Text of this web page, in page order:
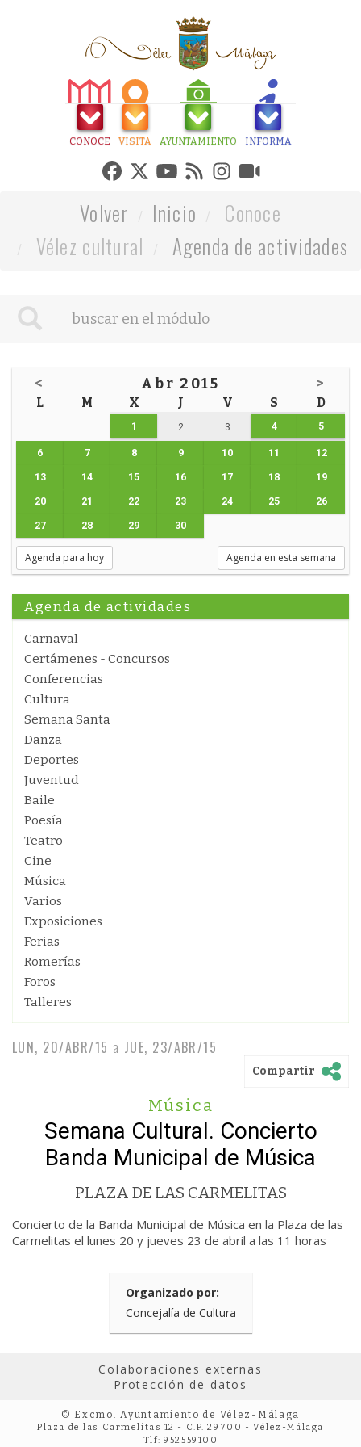
CONOCE VISITA AYUNTAMIENTO INFORMA
Volver Inicio
Conoce
Vélez cultural
Agenda de actividades
< Abr 2015 >
L M X J V S D
1 2 3 4 5
6 7 8 9 10 11 12
13 14 15 16 17 18 19
20 21 22 23 24 25 26
27 28 29 30
Agenda para hoy Agenda en esta semana
Agenda de actividades
Carnaval
Certámenes - Concursos
Conferencias
Cultura
Semana Santa
Danza
Deportes
Juventud
Baile
Poesía
Teatro
Cine
Música
Varios
Exposiciones
Ferias
Romerías
Foros
Talleres
LUN, 20/ABR/15 a JUE, 23/ABR/15
Compartir
Música
Semana Cultural. Concierto
Banda Municipal de Música
PLAZA DE LAS CARMELITAS
Concierto de la Banda Municipal de Música en la Plaza de las
Carmelitas el lunes 20 y jueves 23 de abril a las 11 horas
Organizado por:
Concejalía de Cultura
Colaboraciones externas
Protección de datos
© Excmo. Ayuntamiento de Vélez-Málaga
Plaza de las Carmelitas 12 - C.P. 29700 - Vélez-Málaga
Tlf: 952559100